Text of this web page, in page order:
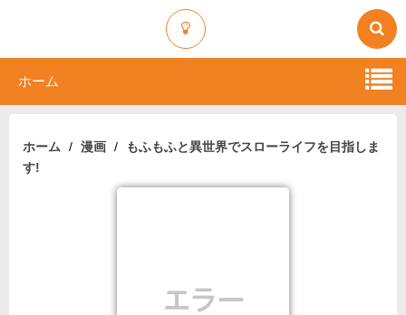
ホーム
ホーム 漫画
もふもふと異世界でスローライフを目指しま
す!